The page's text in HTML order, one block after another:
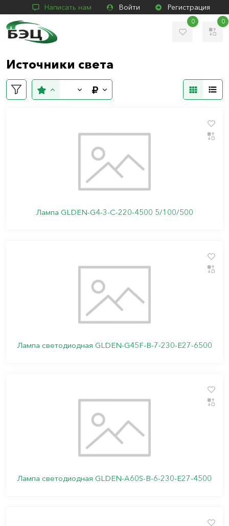
Написать нам Войти Регистрация
0 0
Источники света
Лампа GLDEN-G4-3-C-220-4500 5/100/500
Лампа светодиодная GLDEN-G45F-B-7-230-E27-6500
Лампа светодиодная GLDEN-A60S-B-6-230-E27-4500